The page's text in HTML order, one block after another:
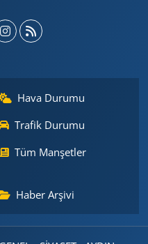
Hava Durumu
Trafik Durumu
Tüm Manşetler
Haber Arşivi